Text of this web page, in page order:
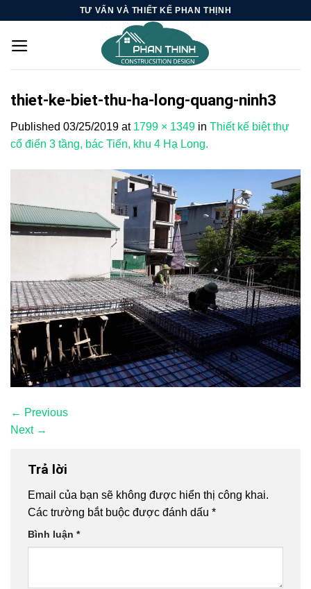
content
TƯ VẤN VÀ THIẾT KẾ PHAN THỊNH
thiet-ke-biet-thu-ha-long-quang-ninh3
Published 03/25/2019 at 1799 × 1349 in Thiết kế biệt thự
cổ điển 3 tầng, bác Tiến, khu 4 Hạ Long.
← Previous
Next →
Trả lời
Email của bạn sẽ không được hiển thị công khai.
Các trường bắt buộc được đánh dấu *
Bình luận *